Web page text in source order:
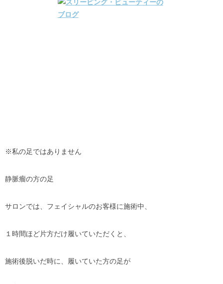
※私の足ではありません
静脈瘤の方の足
サロンでは、フェイシャルのお客様に施術中、
１時間ほど片方だけ履いていただくと、
施術後脱いだ時に、履いていた方の足が